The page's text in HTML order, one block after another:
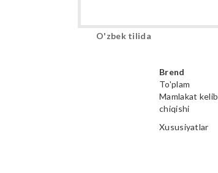
O'zbek tilida
Brend
To'plam
Mamlakat kelib
chiqishi
Xususiyatlar